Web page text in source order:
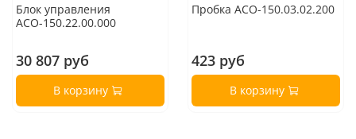
Блок управления
АСО-150.22.00.000
30 807 руб
В корзину
Пробка АСО-150.03.02.200
423 руб
В корзину